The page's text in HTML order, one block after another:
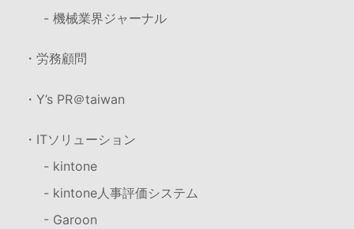
- 機械業界ジャーナル
・労務顧問
・Y’s PR＠taiwan
・ITソリューション
- kintone
- kintone人事評価システム
- Garoon